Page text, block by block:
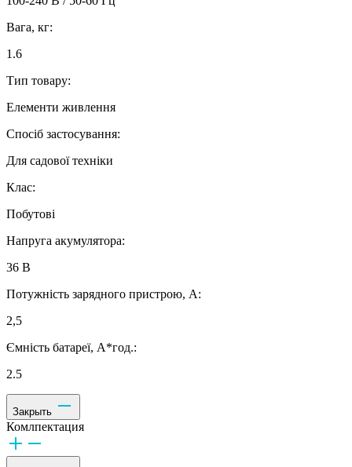
Вага, кг:
1.6
Тип товару:
Елементи живлення
Спосіб застосування:
Для садової техніки
Клас:
Побутові
Напруга акумулятора:
36 В
Потужність зарядного пристрою, А:
2,5
Ємність батареї, А*год.:
2.5
Закрыть
Комлпектация